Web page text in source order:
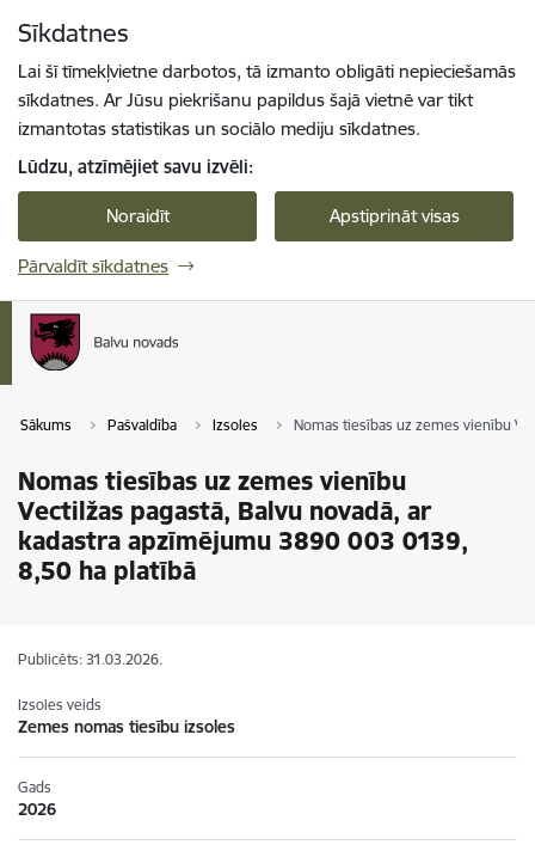
Sīkdatnes
Lai šī tīmekļvietne darbotos, tā izmanto obligāti nepieciešamās
sīkdatnes. Ar Jūsu piekrišanu papildus šajā vietnē var tikt
izmantotas statistikas un sociālo mediju sīkdatnes.
Lūdzu, atzīmējiet savu izvēli:
Noraidīt Apstiprināt visas
Pārvaldīt sīkdatnes
Sākums Pašvaldība Izsoles Nomas tiesības uz zemes vienību
Nomas tiesības uz zemes vienību
Vectilžas pagastā, Balvu novadā, ar
kadastra apzīmējumu 3890 003 0139,
8,50 ha platībā
Publicēts: 31.03.2026.
Izsoles veids
Zemes nomas tiesību izsoles
Gads
2026